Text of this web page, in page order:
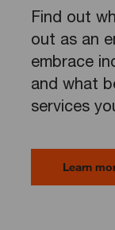
Find out
out as an
embrace
and what
services
Learn